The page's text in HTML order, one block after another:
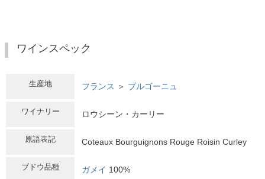
ワインスペック
生産地 フランス ＞ ブルゴーニュ
ワイナリー ロウシーン・カーリー
原語表記 Coteaux Bourguignons Rouge Roisin Curley
ブドウ品種 ガメイ 100%